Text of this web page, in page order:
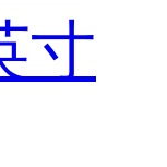
寸